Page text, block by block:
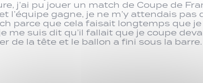
j’ai pu jouer un match de Coupe de
l’équipe gagne, je ne m’y attendais
parce que cela faisait longtemps que
me suis dit qu’il fallait que je coupe
de la tête et le ballon a fini sous la barre.